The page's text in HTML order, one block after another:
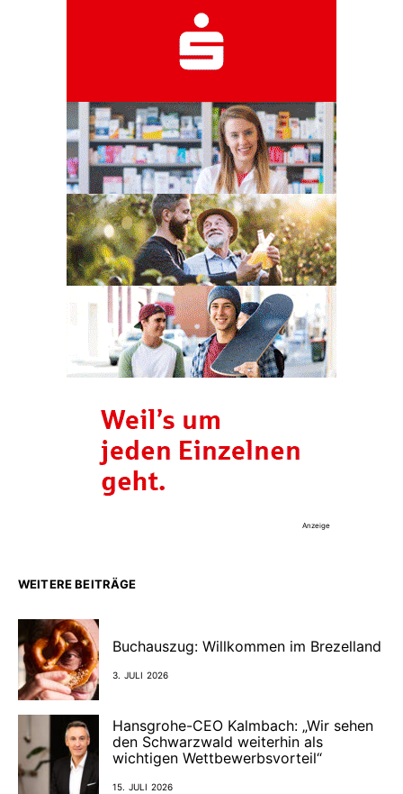
Anzeige
WEITERE BEITRÄGE
Buchauszug: Willkommen im Brezelland
3. JULI 2026
Hansgrohe-CEO Kalmbach: „Wir sehen
den Schwarzwald weiterhin als
wichtigen Wettbewerbsvorteil“
15. JULI 2026